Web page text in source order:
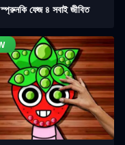
স্প্রুনকি ফেজ ৪ সবাই জীবিত